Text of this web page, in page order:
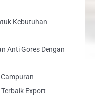
Kebutuhan
Anti Gores Dengan
Export